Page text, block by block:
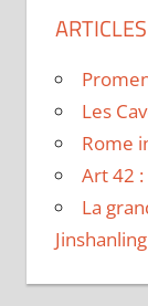
Les
Rome
Art 42
La
Jinshanling